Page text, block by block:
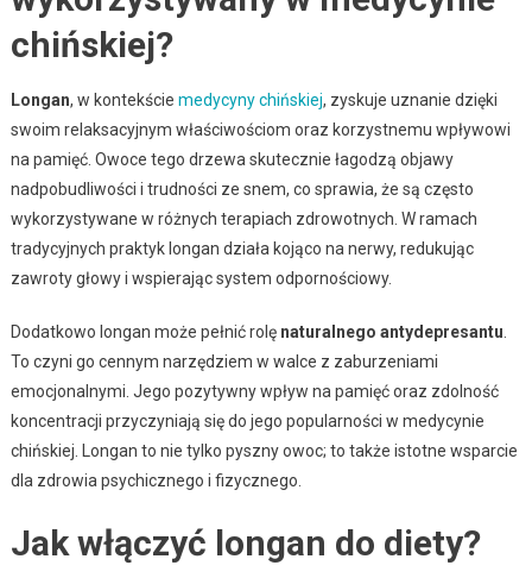
chińskiej?
Longan, w kontekście medycyny chińskiej, zyskuje uznanie dzięki
swoim relaksacyjnym właściwościom oraz korzystnemu wpływowi
na pamięć. Owoce tego drzewa skutecznie łagodzą objawy
nadpobudliwości i trudności ze snem, co sprawia, że są często
wykorzystywane w różnych terapiach zdrowotnych. W ramach
tradycyjnych praktyk longan działa kojąco na nerwy, redukując
zawroty głowy i wspierając system odpornościowy.
Dodatkowo longan może pełnić rolę naturalnego antydepresantu
To czyni go cennym narzędziem w walce z zaburzeniami
emocjonalnymi. Jego pozytywny wpływ na pamięć oraz zdolność
koncentracji przyczyniają się do jego popularności w medycynie
chińskiej. Longan to nie tylko pyszny owoc; to także istotne wsparcie
dla zdrowia psychicznego i fizycznego.
Jak włączyć longan do diety?